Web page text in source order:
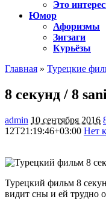
Это
Юмор
Афоризмы
Зигзаги
Курьёзы
Главная » Турецкие
8 секунд / 8
admin 10 сентября 2016
12T21:19:46+03:00 Нет
Турецкий фильм 8
видит сны и ей трудно